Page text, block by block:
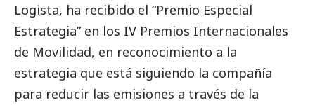
Logista, ha recibido el “Premio Especial
Estrategia” en los IV Premios Internacionales
de Movilidad, en reconocimiento a la
estrategia que está siguiendo la compañía
para reducir las emisiones a través de la